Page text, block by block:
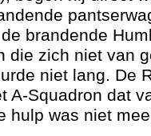
brandende
die zich niet van
niet lang. De
A-Squadron dat
hulp was niet